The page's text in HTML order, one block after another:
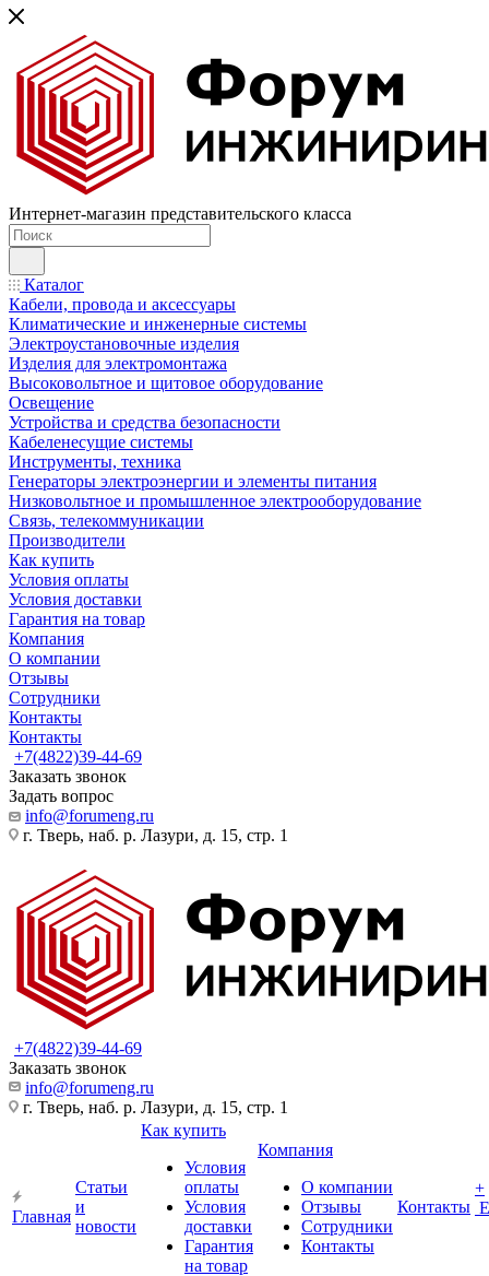
Интернет-магазин представительского класса
Каталог
Кабели, провода и аксессуары
Климатические и инженерные системы
Электроустановочные изделия
Изделия для электромонтажа
Высоковольтное и щитовое оборудование
Освещение
Устройства и средства безопасности
Кабеленесущие системы
Инструменты, техника
Генераторы электроэнергии и элементы питания
Низковольтное и промышленное электрооборудование
Связь, телекоммуникации
Производители
Как купить
Условия оплаты
Условия доставки
Гарантия на товар
Компания
О компании
Отзывы
Сотрудники
Контакты
Контакты
+7(4822)39-44-69
Заказать звонок
Задать вопрос
info@forumeng.ru
г. Тверь, наб. р. Лазури, д. 15, стр. 1
+7(4822)39-44-69
Заказать звонок
info@forumeng.ru
г. Тверь, наб. р. Лазури, д. 15, стр. 1
Главная
Статьи
и
новости
Как купить
Условия
оплаты
Условия
доставки
Гарантия
на товар
Компания
О компании
Отзывы
Сотрудники
Контакты
Контакты
+